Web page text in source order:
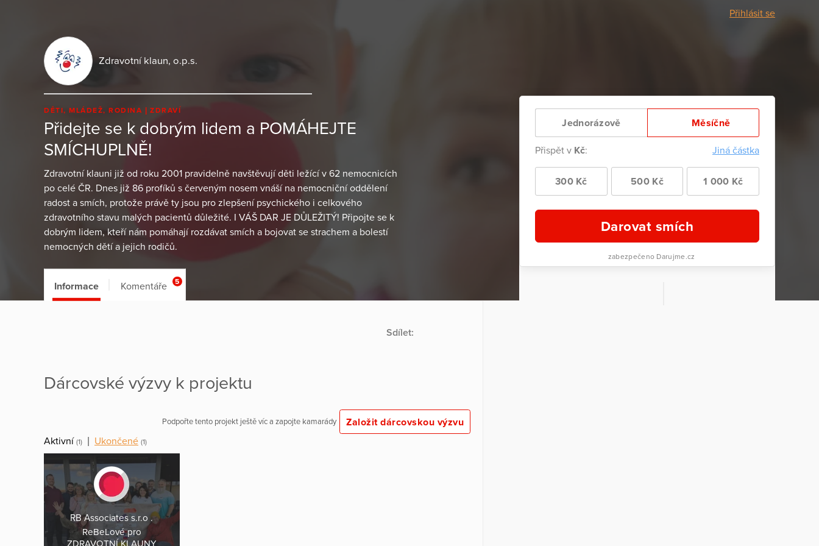
Přihlásit se
Zdravotní klaun, o.p.s.
DĚTI, MLÁDEŽ, RODINA ZDRAVÍ
Přidejte se k dobrým lidem a POMÁHEJTE
SMÍCHUPLNĚ!
Zdravotní klauni již od roku 2001 pravidelně navštěvují děti ležící v 62 nemocnicích
po celé ČR. Dnes již 86 profíků s červeným nosem vnáší na nemocniční oddělení
radost a smích, protože právě ty jsou pro zlepšení psychického i celkového
zdravotního stavu malých pacientů důležité. I VÁŠ DAR JE DŮLEŽITÝ! Připojte se k
dobrým lidem, kteří nám pomáhají rozdávat smích a bojovat se strachem a bolestí
nemocných dětí a jejich rodičů.
Jednorázově Měsíčně
Přispět v Kč: Jiná částka
300 Kč 500 Kč 1 000 Kč
Darovat smích
zabezpečeno Darujme.cz
Informace Komentáře 5
Sdílet:
Dárcovské výzvy k projektu
Podpořte tento projekt ještě víc a zapojte kamarády
Založit dárcovskou výzvu
Aktivní (1) Ukončené (1)
RB Associates s.r.o .
ReBeLové pro
ZDRAVOTNÍ KLAUNY